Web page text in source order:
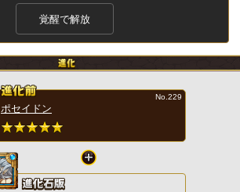
覚醒で解放
ポセイドン
No.229